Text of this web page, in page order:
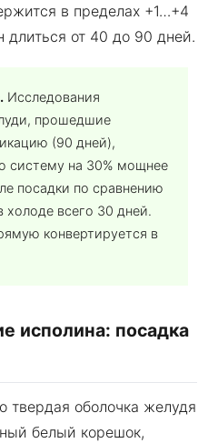
в пределах +1…+4
длиться от 40 до 90 дней.
Исследования
прошедшие
(90 дней),
систему на 30% мощнее
посадки по сравнению
холоде всего 30 дней.
конвертируется в
исполина: посадка
твердая оболочка желудя
белый корешок,